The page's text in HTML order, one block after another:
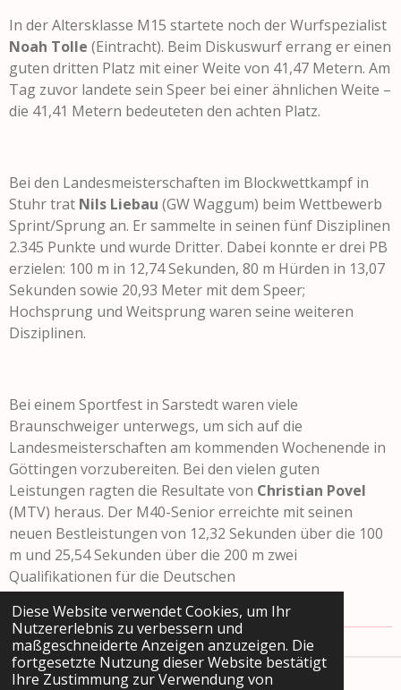
Diese Website verwendet Cookies, um Ihr
Nutzererlebnis zu verbessern und
maßgeschneiderte Anzeigen anzuzeigen. Die
fortgesetzte Nutzung dieser Website bestätigt
Ihre Zustimmung zur Verwendung von
In der Altersklasse M15 startete noch der Wurfspezialist
Noah Tolle (Eintracht). Beim Diskuswurf errang er einen
guten dritten Platz mit einer Weite von 41,47 Metern. Am
Tag zuvor landete sein Speer bei einer ähnlichen Weite –
die 41,41 Metern bedeuteten den achten Platz.
Bei den Landesmeisterschaften im Blockwettkampf in
Stuhr trat Nils Liebau (GW Waggum) beim Wettbewerb
Sprint/Sprung an. Er sammelte in seinen fünf Disziplinen
2.345 Punkte und wurde Dritter. Dabei konnte er drei PB
erzielen: 100 m in 12,74 Sekunden, 80 m Hürden in 13,07
Sekunden sowie 20,93 Meter mit dem Speer;
Hochsprung und Weitsprung waren seine weiteren
Disziplinen.
Bei einem Sportfest in Sarstedt waren viele
Braunschweiger unterwegs, um sich auf die
Landesmeisterschaften am kommenden Wochenende in
Göttingen vorzubereiten. Bei den vielen guten
Leistungen ragten die Resultate von Christian Povel
(MTV) heraus. Der M40-Senior erreichte mit seinen
neuen Bestleistungen von 12,32 Sekunden über die 100
m und 25,54 Sekunden über die 200 m zwei
Qualifikationen für die Deutschen
Seniorenmeisterschaften in Erding.
«Zurück